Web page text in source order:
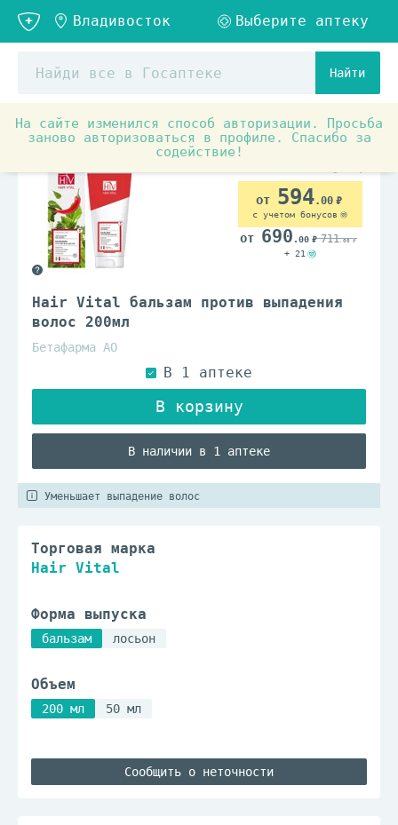
Найти
На сайте изменился способ авторизации. Просьба
заново авторизоваться в профиле. Спасибо за
содействие!
Товары для красоты и здоровья Средства по уходу
Hair Vital бальзам против выпадения
волос 200мл
Бетафарма АО
В наличии в 1 аптеке
594.00
с учетом бонусов
690 .00 711.00
+ 21
Уменьшает выпадение волос
Торговая марка
Hair Vital
Форма выпуска
бальзам лосьон
Объем
200 мл 50 мл
Сообщить о неточности